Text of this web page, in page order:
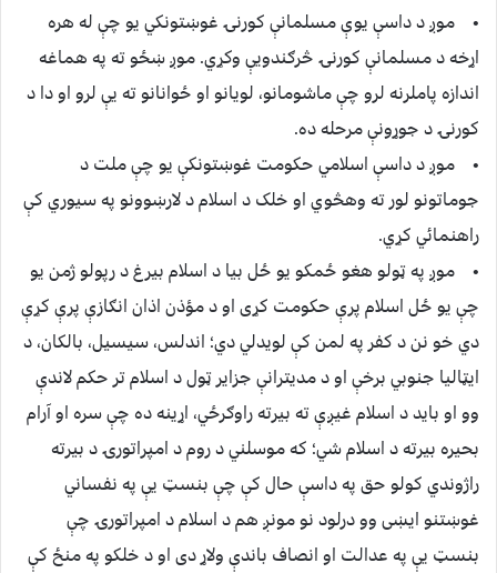
• موږ د داسې یوې مسلمانې کورنۍ غوښتونکي یو چې له هره
اړخه د مسلمانې كورنۍ څرګندويې وكړي. موږ ښځو ته په هماغه
اندازه پاملرنه لرو چې ماشومانو، لویانو او ځوانانو ته يې لرو او دا د
کورنۍ د جوړونې مرحله ده.
• موږ د داسې اسلامي حکومت غوښتونکې یو چې ملت د
جوماتونو لور ته وهڅوي او خلک د اسلام د لارښوونو په سیوري کې
راهنمائي کړي.
• موږ په ټولو هغو ځمکو یو ځل بیا د اسلام بیرغ د رپولو ژمن يو
چې يو ځل اسلام پرې حکومت کړی او د مؤذن اذان انګازې پرې كړې
دي خو نن د کفر په لمن کې لویدلي دي؛ اندلس، سیسیل، بالکان، د
ایټالیا جنوبي برخې او د مدیترانې جزایر ټول د اسلام تر حکم لاندې
وو او باید د اسلام غیږې ته بیرته راوګرځي، اړینه ده چې سره او آرام
بحیره بیرته د اسلام شي؛ که موسلني د روم د امپراتورۍ د بیرته
راژوندي کولو حق په داسې حال کې چې بنسټ یې په نفساني
غوښتنو ایښی وو درلود نو مونږ هم د اسلام د امپراتورۍ چې
بنسټ یې په عدالت او انصاف باندې ولاړ دی او د خلکو په منځ کې